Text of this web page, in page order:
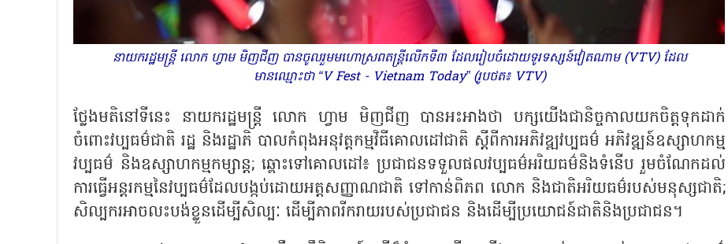
នាយករដ្ឋមន្ត្រី លោក ហ្វាម មិញជីញ បានចូលរួមមហោស្រពតន្ត្រីលើកទី៣ ដែលរៀបចំដោយទូរទស្សន៍វៀតណាម (VTV) ដែល
មានឈ្មោះថា “V Fest - Vietnam Today” (រូបថត៖ VTV)
ថ្លែងមតិនៅទីនេះ នាយករដ្ឋមន្ត្រី លោក ហ្វាម មិញជីញ បានអះអាងថា បក្សយើងជានិច្ចកាលយកចិត្តទុកដាក់
ចំពោះវប្បធម៌ជាតិ រដ្ឋ និងរដ្ឋាភិ បាលកំពុងអនុវត្តកម្មវិធីគោលដៅជាតិ ស្តីពីការអភិវឌ្ឍវប្បធម៌ អភិវឌ្ឍន៍ឧស្សាហកម្ម
វប្បធម៌ និងឧស្សាហកម្មកម្សាន្ត; ឆ្ពោះទៅគោលដៅ៖ ប្រជាជនទទួលផលវប្បធម៌អរិយធម៌និងទំនើប រួមចំណែកដល់
ការធ្វើអន្តរកម្មនៃវប្បធម៌ដែលបង្កប់ដោយអត្តសញ្ញាណជាតិ ទៅកាន់ពិភព លោក និងជាតិអរិយធម៌របស់មនុស្សជាតិ;
សិល្បករអាចលះបង់ខ្លួនដើម្បីសិល្បៈ ដើម្បីភាពរីករាយរបស់ប្រជាជន និងដើម្បីប្រយោជន៍ជាតិនិងប្រជាជន។